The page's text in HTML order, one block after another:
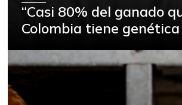
“Casi 80% del ganado
Colombia tiene genética